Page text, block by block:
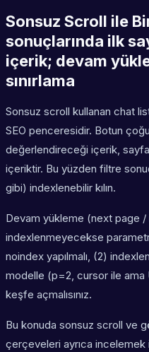
Sonsuz Scroll ile
sonuçlarında ilk
içerik; devam
sınırlama
Sonsuz scroll kullanan chat
SEO penceresidir. Botun
değerlendireceği içerik,
içeriktir. Bu yüzden filtre
gibi) indexlenebilir kılın.
Devam yükleme (next page /
indexlenmeyecekse
noindex yapılmalı, (2)
modelle (p=2, cursor ile ama
keşfe açmalısınız.
Bu konuda sonsuz scroll ve
çerçeveleri ayrıca